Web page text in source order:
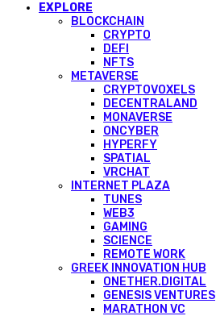
EXPLORE
BLOCKCHAIN
CRYPTO
DEFI
NFTS
METAVERSE
CRYPTOVOXELS
DECENTRALAND
MONAVERSE
ONCYBER
HYPERFY
SPATIAL
VRCHAT
INTERNET PLAZA
TUNES
WEB3
GAMING
SCIENCE
REMOTE WORK
GREEK INNOVATION HUB
ONETHER.DIGITAL
GENESIS VENTURES
MARATHON VC